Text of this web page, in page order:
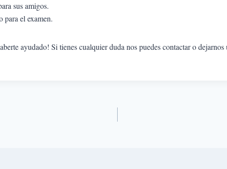
sus amigos.
para el examen.
ayudado! Si tienes cualquier duda nos puedes contactar o